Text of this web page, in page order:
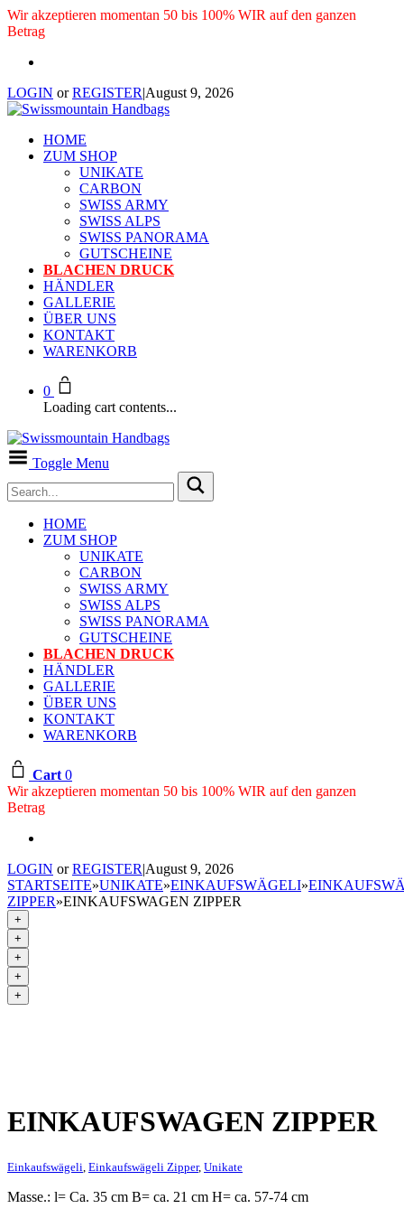
Wir akzeptieren momentan 50 bis 100% WIR auf den ganzen
Betrag
LOGIN orREGISTER|August 9, 2026
HOME
ZUM SHOP
UNIKATE
CARBON
SWISS ARMY
SWISS ALPS
SWISS PANORAMA
GUTSCHEINE
BLACHEN DRUCK
HÄNDLER
GALLERIE
ÜBER UNS
KONTAKT
WARENKORB
0
Loading cart contents...
Toggle Menu
HOME
ZUM SHOP
UNIKATE
CARBON
SWISS ARMY
SWISS ALPS
SWISS PANORAMA
GUTSCHEINE
BLACHEN DRUCK
HÄNDLER
GALLERIE
ÜBER UNS
KONTAKT
WARENKORB
Cart 0
Wir akzeptieren momentan 50 bis 100% WIR auf den ganzen
Betrag
LOGIN orREGISTER|August 9, 2026
STARTSEITE»UNIKATE»EINKAUFSWÄGELI»
ZIPPER»EINKAUFSWAGEN ZIPPER
+
+
+
+
+
EINKAUFSWAGEN ZIPPER
Einkaufswägeli Einkaufswägeli Zipper, Unikate
Masse.: l= Ca. 35 cm B= ca. 21 cm H= ca. 57-74 cm